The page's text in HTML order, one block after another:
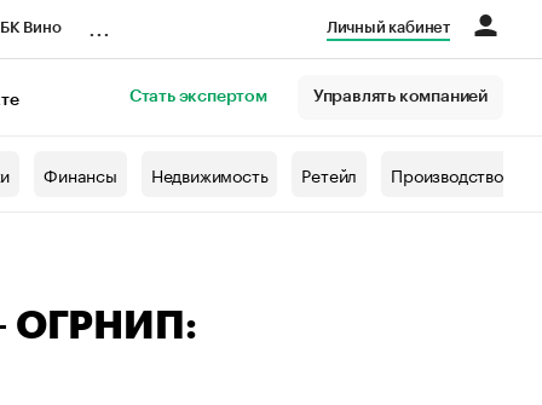
Вино Личный кабинет
Стать экспертом Управлять компанией
Финансы Недвижимость Ретейл Производство
ОГРНИП: